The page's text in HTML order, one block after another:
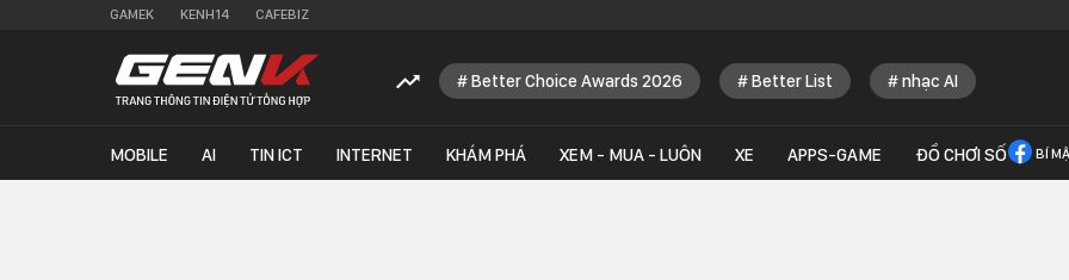
GAMEK KENH14 CAFEBIZ
Better Choice Awards 2026 Better List nhạc AI
MOBILE AI TIN ICT INTERNET KHÁM PHÁ XEM - MUA - LUÔN XE APPS-GAME ĐỒ CHƠI SỐ BÍ